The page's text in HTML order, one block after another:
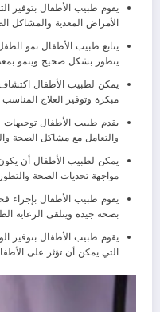
يقوم طبيب الأطفال بتوفير
الأمراض المعدية والمشاكل
يتابع طبيب الأطفال نمو
يتطور بشكل صحيح وينمو
يمكن لطبيب الأطفال
مبكرة وتوفير العلاج
يقدم طبيب الأطفال توجيهات
والتعامل مع مشاكل الصحة
يمكن لطبيب الأطفال أن
مواجهة تحديات الصحة
يقوم طبيب الأطفال بإجراء
بصحة جيدة ويتلقى الرعاية
يقوم طبيب الأطفال بتوفير
التي يمكن أن تؤثر على